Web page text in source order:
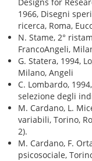
1966, Disegni
ricerca, Roma,
N. Stame, 2°
FrancoAngeli,
G. Statera, 1994,
Milano, Angeli
C. Lombardo,
selezione degli
M. Cardano, L.
variabili, Torino,
2).
M. Cardano, F.
psicosociale,